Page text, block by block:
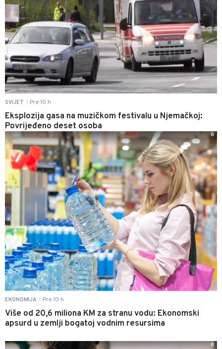
SVIJET Pre 10 h
Eksplozija gasa na muzičkom festivalu u Njemačkoj:
Povrijeđeno deset osoba
EKONOMIJA Pre 10 h
Više od 20,6 miliona KM za stranu vodu: Ekonomski
apsurd u zemlji bogatoj vodnim resursima
0
0